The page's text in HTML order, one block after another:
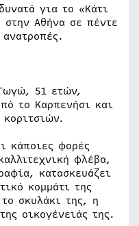
για το «Κάτι
Αθήνα σε πέντε
51 ετών,
το Καρπενήσι και
κάποιες φορές
φλέβα,
κατασκευάζει
κομμάτι της
το σκυλάκι της, η
οικογένειάς της.